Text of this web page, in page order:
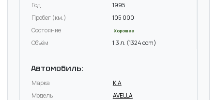
Год
1995
Пробег (км.)
105 000
Состояние
Хорошее
Объём 1.3 л. (1324 ccm)
Автомобиль:
Марка
KIA
Модель
AVELLA